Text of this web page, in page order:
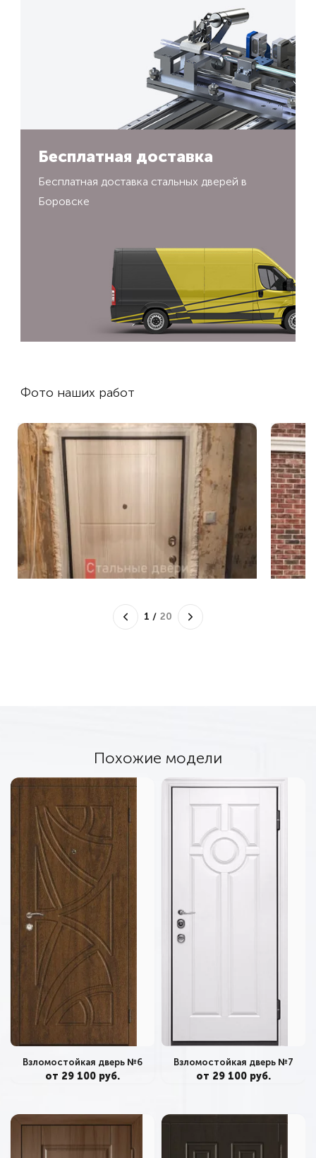
Бесплатная доставка
Бесплатная доставка стальных дверей в
Боровске
Фото наших работ
1 / 20
Похожие модели
Взломостойкая дверь №6
от 29 100 руб.
Взломостойкая дверь №7
от 29 100 руб.